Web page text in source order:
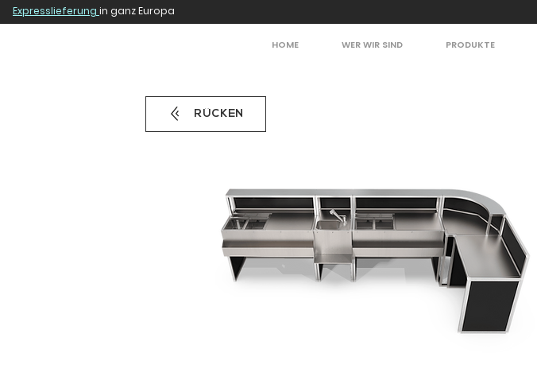
Expresslieferung in ganz Europa
HOME WER WIR SIND PRODUKTE
RÜCKEN